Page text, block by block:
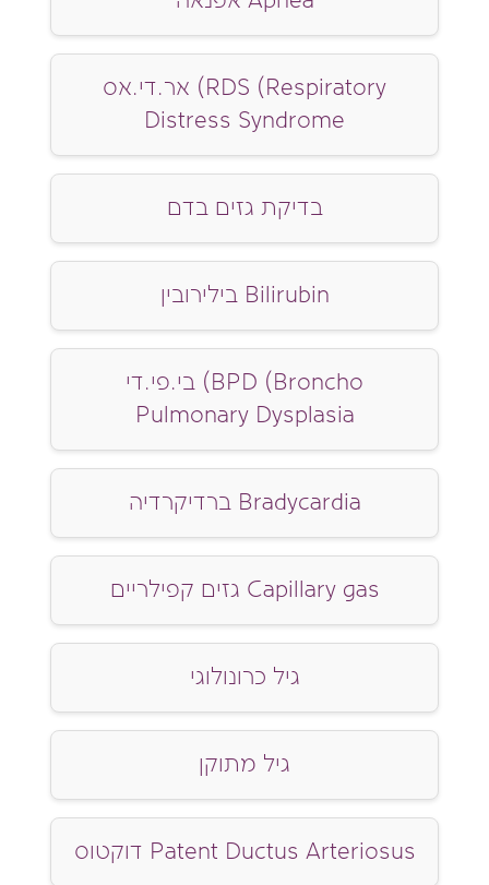
אר.די.אס (RDS (Respiratory
Distress Syndrome
בדיקת גזים בדם
בילירובין Bilirubin
בי.פי.די (BPD (Broncho
Pulmonary Dysplasia
ברדיקרדיה Bradycardia
גזים קפילריים Capillary gas
גיל כרונולוגי
גיל מתוקן
דוקטוס Patent Ductus Arteriosus